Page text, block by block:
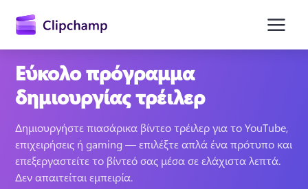
περιεχόμενο
Εύκολο πρόγραμμα
δημιουργίας τρέιλερ
Δημιουργήστε πιασάρικα βίντεο τρέιλερ για το YouTube,
επιχειρήσεις ή gaming — επιλέξτε απλά ένα πρότυπο και
επεξεργαστείτε το βίντεό σας μέσα σε ελάχιστα λεπτά.
Δεν απαιτείται εμπειρία.